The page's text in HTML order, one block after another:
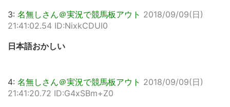
3: 名無しさん＠実況で競馬板アウト 2018/09/09(日)
21:41:02.54 ID:NixkCDUI0
日本語おかしい
4: 名無しさん＠実況で競馬板アウト 2018/09/09(日)
21:41:20.72 ID:G4xSBm+Z0